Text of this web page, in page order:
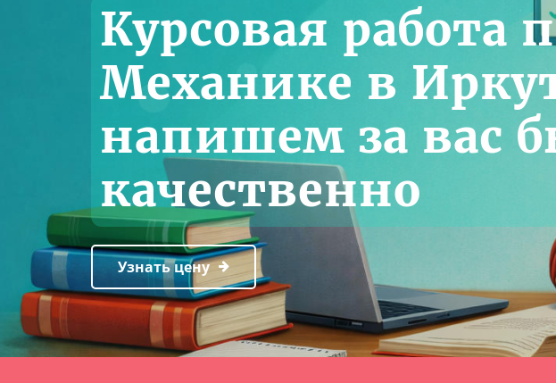
Курсовая работа
Механике в
напишем за вас
качественно
Узнать цену